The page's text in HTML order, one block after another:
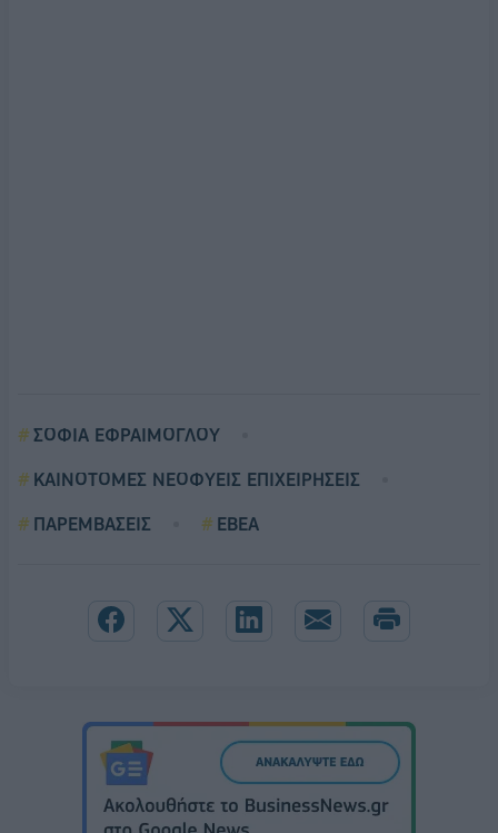
ΣΟΦΙΑ ΕΦΡΑΙΜΟΓΛΟΥ
ΚΑΙΝΟΤΟΜΕΣ ΝΕΟΦΥΕΙΣ ΕΠΙΧΕΙΡΗΣΕΙΣ
ΠΑΡΕΜΒΑΣΕΙΣ
ΕΒΕΑ